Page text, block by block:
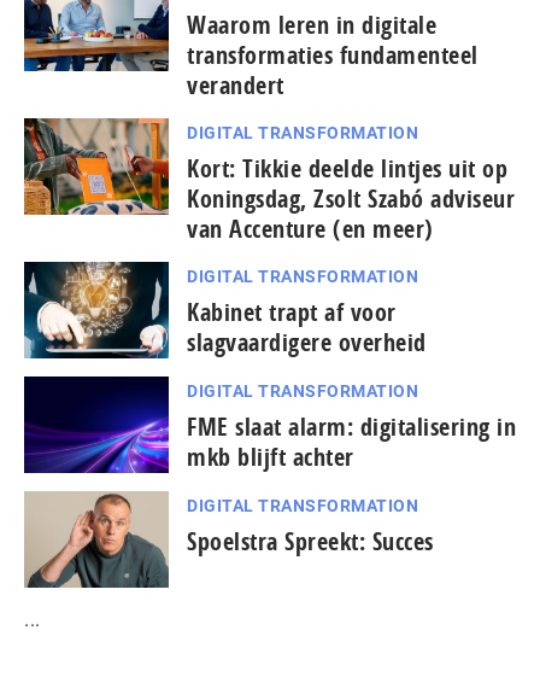
Waarom leren in digitale
transformaties fundamenteel
verandert
DIGITAL TRANSFORMATION
Kort: Tikkie deelde lintjes uit op
Koningsdag, Zsolt Szabó adviseur
van Accenture (en meer)
DIGITAL TRANSFORMATION
Kabinet trapt af voor
slagvaardigere overheid
DIGITAL TRANSFORMATION
FME slaat alarm: digitalisering in
mkb blijft achter
DIGITAL TRANSFORMATION
Spoelstra Spreekt: Succes
...